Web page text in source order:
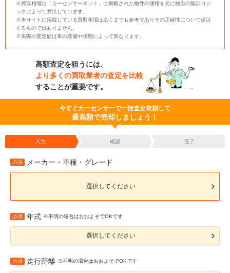
※買取相場は「カーセンサーネット」に掲載された物件の価格を元に独自の集計ロジ
ックによって算出しています。
※本サイトに掲載している買取相場はあくまでも参考でありその正確性について保証
するものではありません。
※実際の査定額は車の装備や状態によって異なります。
高額査定を狙うには、
より多くの買取業者の査定を比較
することが重要です。
今すぐカーセンサーで一括査定依頼して
最高額で売却しましょう！
入力 確認 完了
必須 メーカー・車種・グレード
選択してください
必須 年式 ※不明の場合はおおよそでOKです
選択してください
必須 走行距離 ※不明の場合はおおよそでOKです